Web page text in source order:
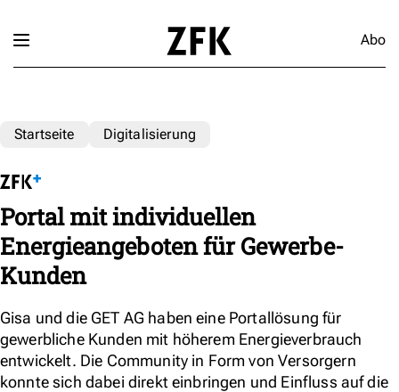
Abo
Startseite Digitalisierung
Portal mit individuellen
Energieangeboten für Gewerbe-
Kunden
Gisa und die GET AG haben eine Portallösung für
gewerbliche Kunden mit höherem Energieverbrauch
entwickelt. Die Community in Form von Versorgern
konnte sich dabei direkt einbringen und Einfluss auf die